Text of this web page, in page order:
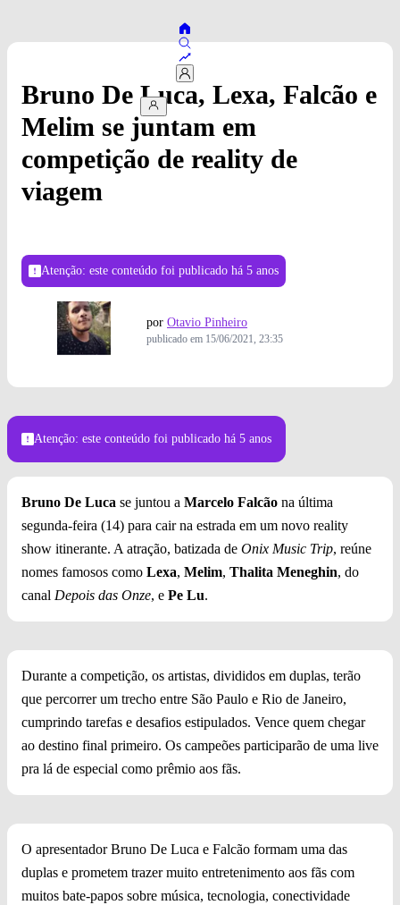
Bruno De Luca, Lexa, Falcão e
Melim se juntam em
competição de reality de
viagem
Atenção: este conteúdo foi publicado há 5 anos
por Otavio Pinheiro
publicado em 15/06/2021, 23:35
Atenção: este conteúdo foi publicado há 5 anos
Bruno De Luca se juntou a Marcelo Falcão na última
segunda-feira (14) para cair na estrada em um novo reality
show itinerante. A atração, batizada de Onix Music Trip, reúne
nomes famosos como Lexa, Melim, Thalita Meneghin, do
canal Depois das Onze, e Pe Lu.
Durante a competição, os artistas, divididos em duplas, terão
que percorrer um trecho entre São Paulo e Rio de Janeiro,
cumprindo tarefas e desafios estipulados. Vence quem chegar
ao destino final primeiro. Os campeões participarão de uma live
pra lá de especial como prêmio aos fãs.
O apresentador Bruno De Luca e Falcão formam uma das
duplas e prometem trazer muito entretenimento aos fãs com
muitos bate-papos sobre música, tecnologia, conectividade